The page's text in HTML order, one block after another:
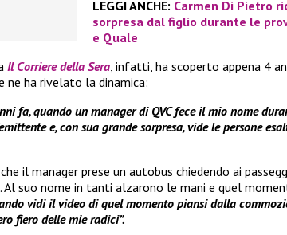
LEGGI ANCHE: Carmen Di Pietro
sorpresa dal figlio durante le
e Quale
Il Corriere della Sera, infatti, ha scoperto appena 4
ne ha rivelato la dinamica:
fa, quando un manager di QVC fece il mio nome
e, con sua grande sorpresa, vide le persone
il manager prese un autobus chiedendo ai
. Al suo nome in tanti alzarono le mani e quel
vidi il video di quel momento piansi dalla
fiero delle mie radici”.